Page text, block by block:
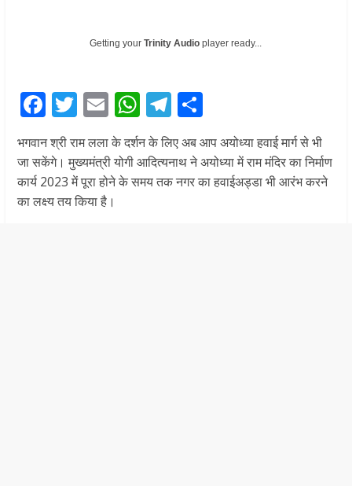
Getting your Trinity Audioplayer ready...
F
ac
e
b
o
T
itt
er
E
m
ai
l
W
h
at
s
T
e
gr
S
ar
e
भगवान श्री राम लला के दर्शन के लिए अब आप अयोध्या हवाई मार्ग से भी
जा सकेंगे। मुख्यमंत्री योगी आदित्यनाथ ने अयोध्या में राम मंदिर का निर्माण
कार्य 2023 में पूरा होने के समय तक नगर का हवाईअड्डा भी आरंभ करने
का लक्ष्य तय किया है।